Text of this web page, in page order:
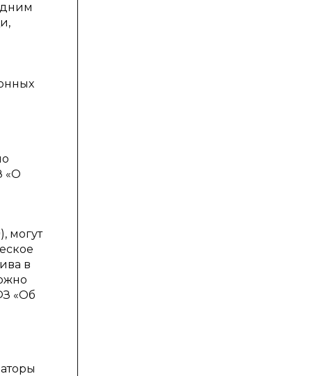
«О
могут
в
«Об